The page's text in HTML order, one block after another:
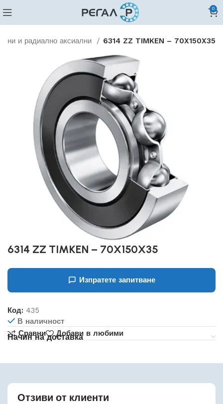
0
и радиално аксиални 6314 ZZ TIMKEN – 70X150X35
6314 ZZ TIMKEN – 70X150X35
Изпратете запитване
Код: 435
В наличност
Сравни
Добави в любими
Начин на доставка
Отзиви от клиенти